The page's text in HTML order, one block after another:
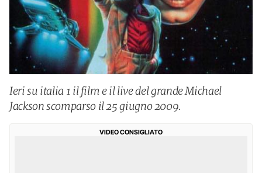
Ieri su italia 1 il film e il live del grande Michael
Jackson scomparso il 25 giugno 2009.
VIDEO CONSIGLIATO